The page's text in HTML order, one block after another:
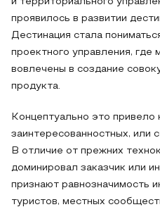
проявилось в развитии
Дестинация стала
проектного управления,
вовлечены в создание
продукта.
Концептуально это привело
заинтересованностных, или
В отличие от прежних
доминировал заказчик или
признают равнозначимость
туристов, местных